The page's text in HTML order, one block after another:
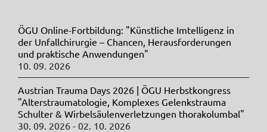
ÖGU Online-Fortbildung: "Künstliche Imtelligenz in
der Unfallchirurgie – Chancen, Herausforderungen
und praktische Anwendungen"
10. 09. 2026
Austrian Trauma Days 2026 | ÖGU Herbstkongress
"Alterstraumatologie, Komplexes Gelenkstrauma
Schulter & Wirbelsäulenverletzungen thorakolumbal"
30. 09. 2026 - 02. 10. 2026